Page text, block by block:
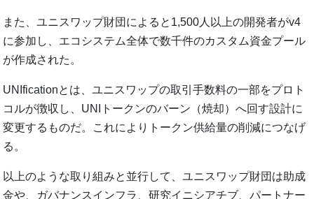
また、ユニスワップ財団によると1,500人以上の開発者がv4
に参加し、エコシステム全体で数千件のカスタム資金プール
が作成された。
UNIficationとは、ユニスワップの取引手数料の一部をプロト
コルが徴収し、UNIトークンのバーン（焼却）へ回す設計に
変更するものだ。これによりトークン供給量の削減につなげ
る。
以上のような取り組みと並行して、ユニスワップ財団は助成
金や、ガバナンスインフラ、研究イニシアチブ、パートナー